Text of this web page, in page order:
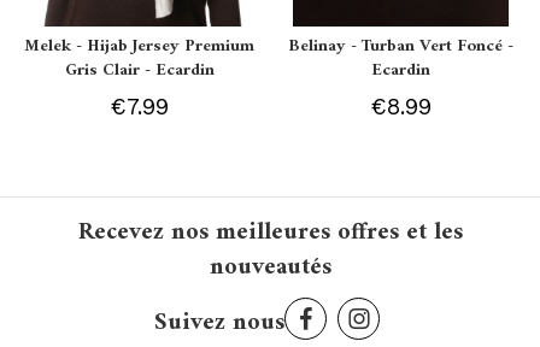
Melek - Hijab Jersey Premium
Gris Clair - Ecardin
€7.99
Belinay - Turban Vert Foncé -
Ecardin
€8.99
Recevez nos meilleures offres et les
nouveautés
Suivez nous